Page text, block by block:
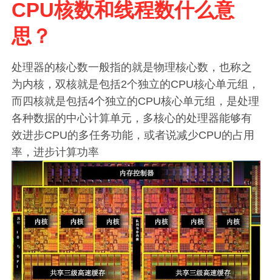
CPU核数和线程数什么意
思？
处理器的核心数一般指的就是物理核心数，也称之
为内核，双核就是包括2个独立的CPU核心单元组，
而四核就是包括4个独立的CPU核心单元组，是处理
各种数据的中心计算单元，多核心的处理器能够有
效进步CPU的多任务功能，或者说减少CPU的占用
率，进步计算功率